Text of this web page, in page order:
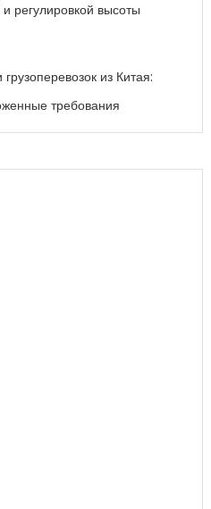
регулировкой высоты
из Китая:
требования